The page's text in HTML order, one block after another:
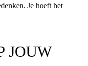
Je hoeft het
JOUW